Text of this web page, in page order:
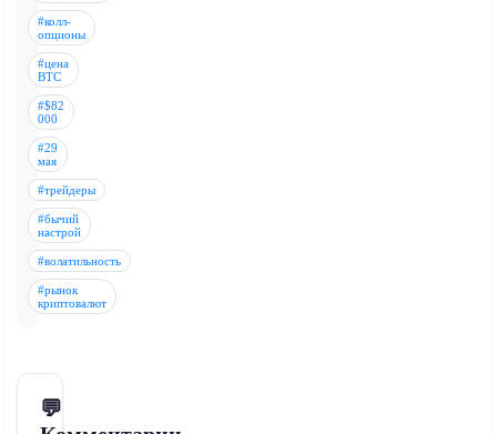
#колл-
опционы
#цена
BTC
#$82
000
#29
мая
#трейдеры
#бычий
настрой
#волатильность
#рынок
криптовалют
💬